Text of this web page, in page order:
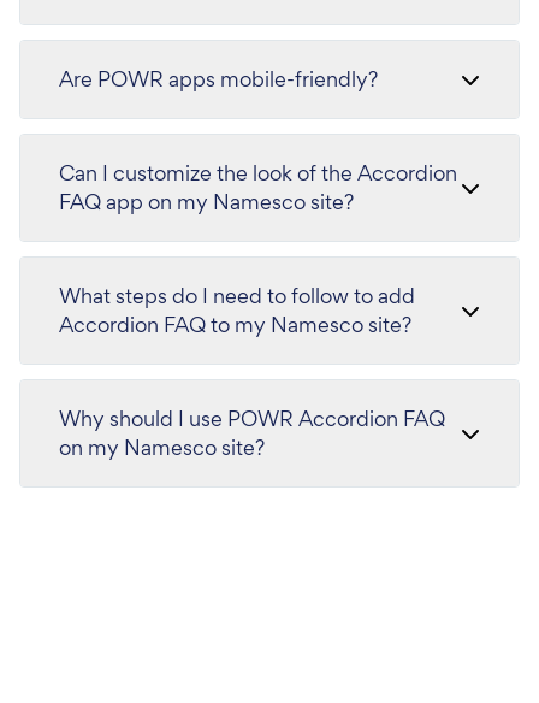
Are POWR apps mobile-friendly?
Can I customize the look of the Accordion
FAQ app on my Namesco site?
What steps do I need to follow to add
Accordion FAQ to my Namesco site?
Why should I use POWR Accordion FAQ
on my Namesco site?